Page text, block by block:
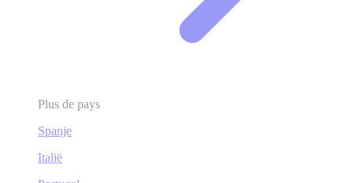
Plus de pays
Spanje
Italië